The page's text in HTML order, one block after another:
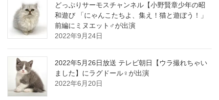
どっぷりサーモスチャンネル【小野賢章少年の昭
和遊び 「にゃんこたちよ、集え！猫と遊ぼう！」
前編にミヌエット♂が出演
2022年9月24日
2022年5月26日放送 テレビ朝日【ウラ撮れちゃい
ました】にラグドール♀が出演
2022年6月20日